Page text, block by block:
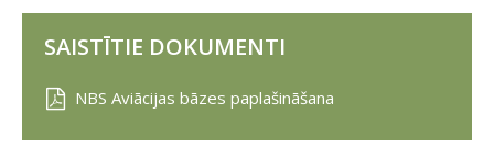
SAISTĪTIE DOKUMENTI
NBS Aviācijas bāzes paplašināšana